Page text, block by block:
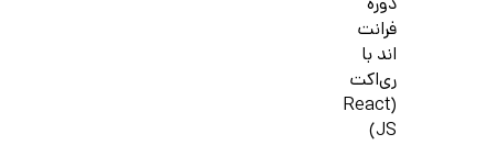
دوره
فرانت
اند با
ری‌اکت
(React
JS)